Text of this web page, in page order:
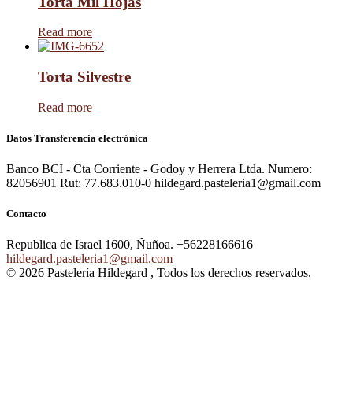
Read more
Torta Silvestre
Read more
Datos Transferencia electrónica
Banco BCI - Cta Corriente - Godoy y Herrera Ltda. Numero:
82056901 Rut: 77.683.010-0 hildegard.pasteleria1@gmail.com
Contacto
Republica de Israel 1600, Ñuñoa. +56228166616
hildegard.pasteleria1@gmail.com
© 2026 Pastelería Hildegard , Todos los derechos reservados.